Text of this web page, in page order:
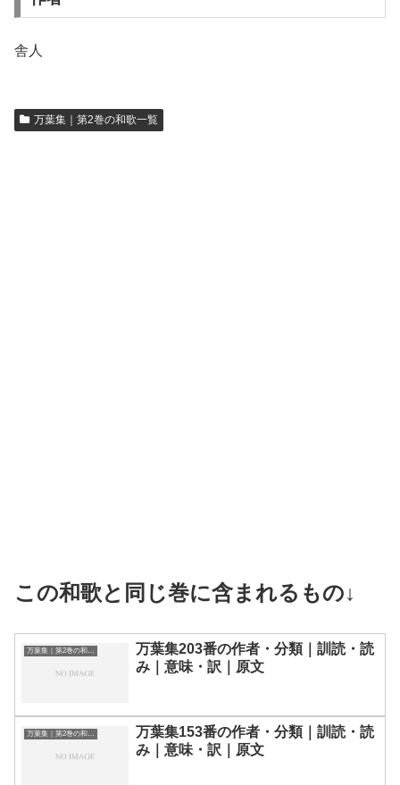
舎人
万葉集｜第2巻の和歌一覧
この和歌と同じ巻に含まれるもの↓
万葉集203番の作者・分類｜訓読・読
み｜意味・訳｜原文
万葉集｜第2巻の和歌一覧
万葉集153番の作者・分類｜訓読・読
み｜意味・訳｜原文